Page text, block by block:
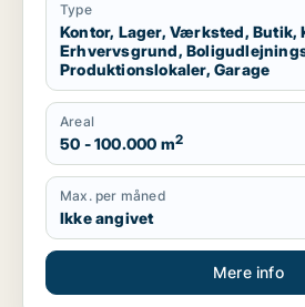
Type
Kontor, Lager, Værksted, Butik,
Erhvervsgrund,
Produktionslokaler, Garage
Areal
50 - 100.000 m2
Max. per måned
Ikke angivet
Mere info